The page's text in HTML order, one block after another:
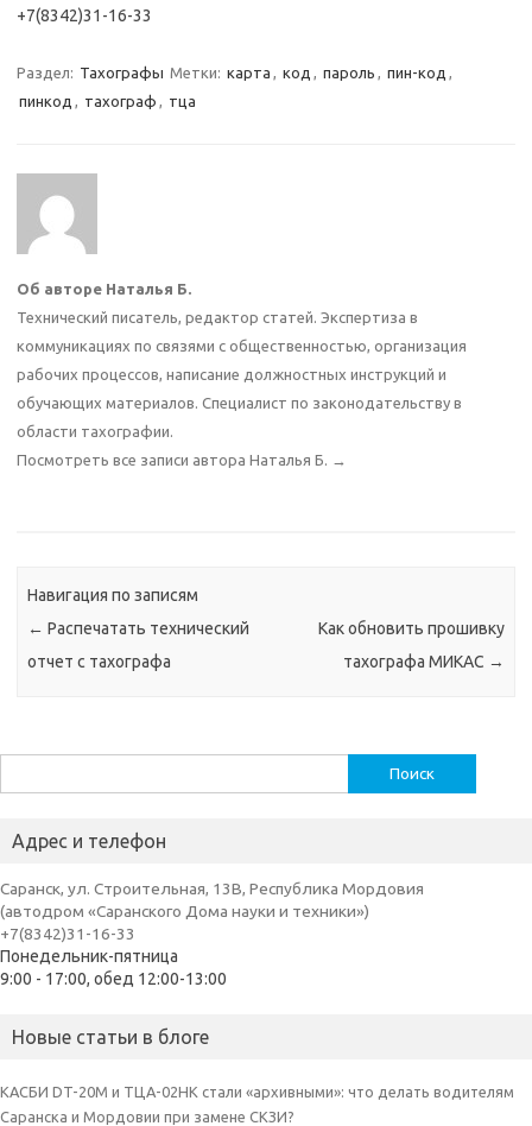
+7(8342)31-16-33
Раздел: Тахографы Метки: карта , код , пароль , пин-код ,
пинкод , тахограф , тца
Об авторе Наталья Б.
Технический писатель, редактор статей. Экспертиза в
коммуникациях по связями с общественностью, организация
рабочих процессов, написание должностных инструкций и
обучающих материалов. Специалист по законодательству в
области тахографии.
Посмотреть все записи автора Наталья Б. →
Навигация по записям
← Распечатать технический
отчет с тахографа
Как обновить прошивку
тахографа МИКАС →
Адрес и телефон
Саранск, ул. Строительная, 13В, Республика Мордовия
(автодром «Саранского Дома науки и техники»)
+7(8342)31-16-33
Понедельник-пятница
9:00 - 17:00, обед 12:00-13:00
Новые статьи в блоге
КАСБИ DT-20M и ТЦА-02НК стали «архивными»: что делать водителям
Саранска и Мордовии при замене СКЗИ?